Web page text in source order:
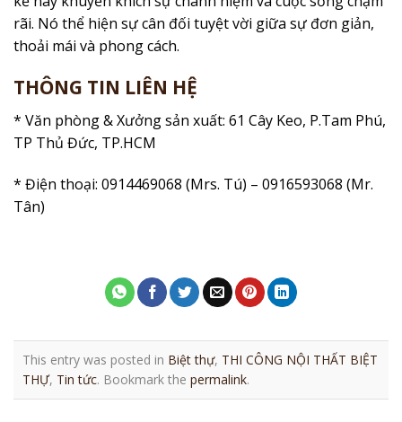
rãi. Nó thể hiện sự cân đối tuyệt vời giữa sự đơn giản,
thoải mái và phong cách.
THÔNG TIN LIÊN HỆ
* Văn phòng & Xưởng sản xuất: 61 Cây Keo, P.Tam Phú,
TP Thủ Đức, TP.HCM
* Điện thoại: 0914469068 (Mrs. Tú) – 0916593068 (Mr.
Tân)
This entry was posted in Biệt thự, THI CÔNG NỘI THẤT BIỆT
THỰ, Tin tức. Bookmark the permalink.